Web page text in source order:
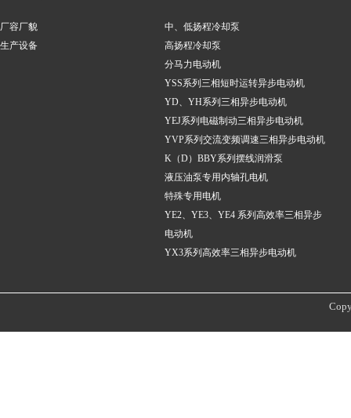
厂容厂貌
生产设备
中、低扬程冷却泵
高扬程冷却泵
分马力电动机
YSS系列三相短时运转异步电动机
YD、YH系列三相异步电动机
YEJ系列电磁制动三相异步电动机
YVP系列交流变频调速三相异步电动机
K（D）BBY系列摆线润滑泵
液压油泵专用内轴孔电机
特殊专用电机
YE2、YE3、YE4 系列高效率三相异步
电动机
YX3系列高效率三相异步电动机